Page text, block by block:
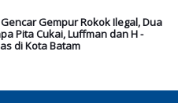
Gempur Rokok Ilegal, Dua
Pita Cukai, Luffman dan H -
di Kota Batam